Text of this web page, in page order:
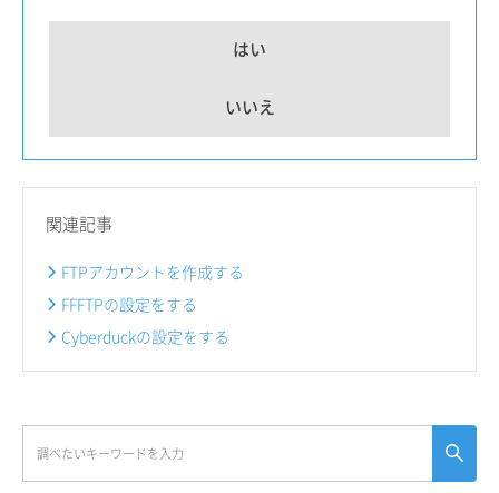
はい
いいえ
関連記事
FTPアカウントを作成する
FFFTPの設定をする
Cyberduckの設定をする